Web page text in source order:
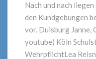
Nach und nach
den Kundgebungen
vor. Duisburg Janne,
youtube) Köln
WehrpflichtLea